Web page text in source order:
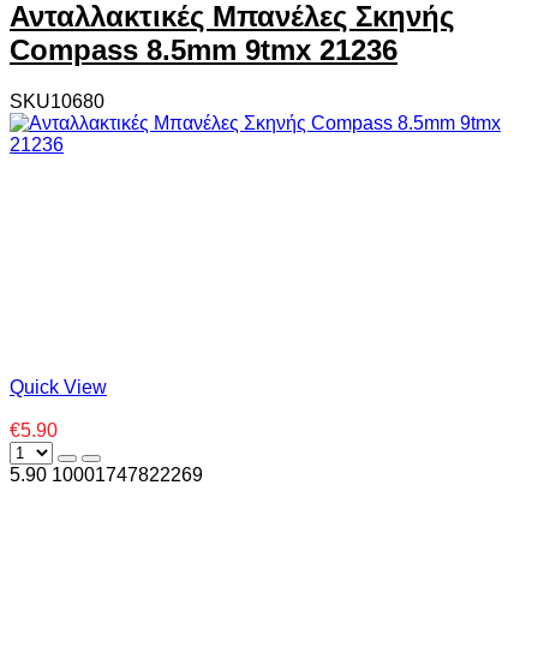
Ανταλλακτικές Μπανέλες Σκηνής
Compass 8.5mm 9tmx 21236
SKU10680
Quick View
€5.90
5.90 10001747822269